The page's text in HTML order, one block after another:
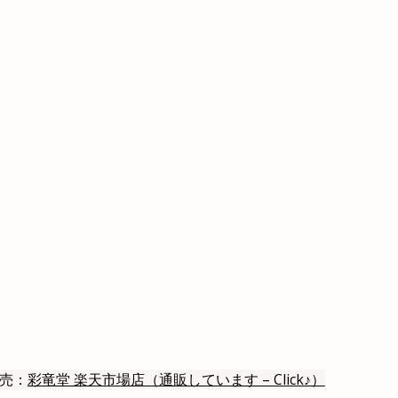
： 彩竜堂 楽天市場店（通販しています – Click♪）